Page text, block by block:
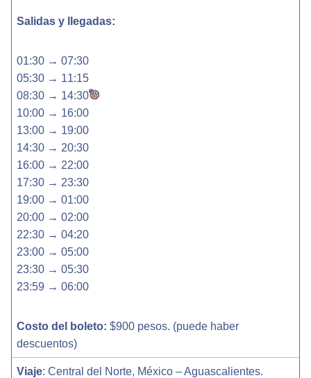
Salidas y llegadas:
01:30 → 07:30
05:30 → 11:15
08:30 → 14:30
10:00 → 16:00
13:00 → 19:00
14:30 → 20:30
16:00 → 22:00
17:30 → 23:30
19:00 → 01:00
20:00 → 02:00
22:30 → 04:20
23:00 → 05:00
23:30 → 05:30
23:59 → 06:00
Costo del boleto: $900 pesos. (puede haber
descuentos)
Viaje: Central del Norte, México – Aguascalientes.